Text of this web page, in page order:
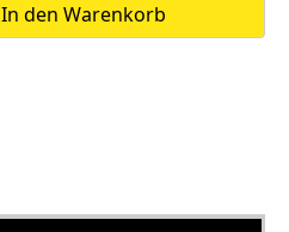
In den Warenkorb